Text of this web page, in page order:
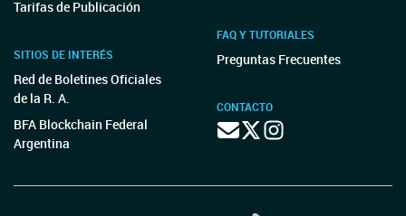
Tarifas de Publicación
SITIOS DE INTERÉS
Red de Boletines Oficiales
de la R. A.
BFA Blockchain Federal
Argentina
FAQ Y TUTORIALES
Preguntas Frecuentes
CONTACTO